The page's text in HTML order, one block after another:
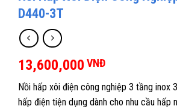
D440-3T
13,600,000 VNĐ
Nồi hấp xôi điện công nghiệp 3 tầng inox
hấp điện tiện dụng dành cho nhu cầu hấp